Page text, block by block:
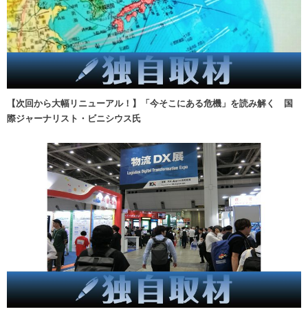
【次回から大幅リニューアル！】「今そこにある危機」を読み解く 国
際ジャーナリスト・ビニシウス氏